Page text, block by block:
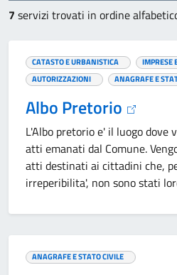
7 servizi trovati in ordine
CATASTO E URBANISTICA
IMPRESE
AUTORIZZAZIONI
ANAGRAFE E
Albo Pretorio
L'Albo pretorio e' il luogo dove
atti emanati dal Comune.
atti destinati ai cittadini che,
irreperibilita', non sono stati
ANAGRAFE E STATO CIVILE